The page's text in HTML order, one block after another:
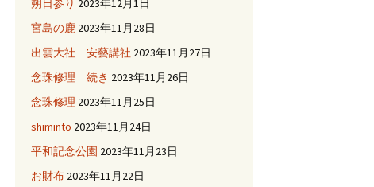
朔日参り 2023年12月1日
宮島の鹿 2023年11月28日
出雲大社 安藝講社 2023年11月27日
念珠修理 続き 2023年11月26日
念珠修理 2023年11月25日
shiminto 2023年11月24日
平和記念公園 2023年11月23日
お財布 2023年11月22日